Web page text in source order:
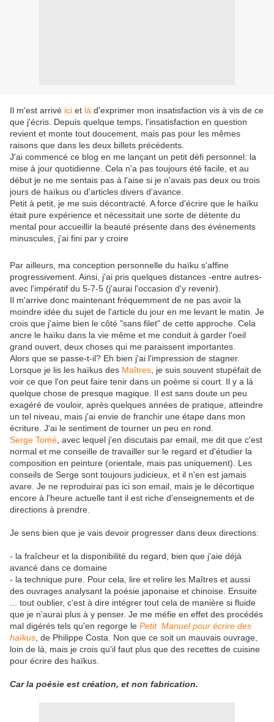
Il m'est arrivé ici et là d'exprimer mon insatisfaction vis à vis de ce
que j'écris. Depuis quelque temps, l'insatisfaction en question
revient et monte tout doucement, mais pas pour les mêmes
raisons que dans les deux billets précédents.
J'ai commencé ce blog en me lançant un petit défi personnel: la
mise à jour quotidienne. Cela n'a pas toujours été facile, et au
début je ne me sentais pas à l'aise si je n'avais pas deux ou trois
jours de haïkus ou d'articles divers d'avance.
Petit à petit, je me suis décontracté. A force d'écrire que le haïku
était pure expérience et nécessitait une sorte de détente du
mental pour accueillir la beauté présente dans des événements
minuscules, j'ai fini par y croire
Par ailleurs, ma conception personnelle du haïku s'affine
progressivement. Ainsi, j'ai pris quelques distances -entre autres-
avec l'impératif du 5-7-5 (j'aurai l'occasion d'y revenir).
Il m'arrive donc maintenant fréquemment de ne pas avoir la
moindre idée du sujet de l'article du jour en me levant le matin. Je
crois que j'aime bien le côté "sans filet" de cette approche. Cela
ancre le haïku dans la vie même et me conduit à garder l'oeil
grand ouvert, deux choses qui me paraissent importantes.
Alors que se passe-t-il? Eh bien j'ai l'impression de stagner.
Lorsque je lis les haïkus des Maîtres , je suis souvent stupéfait de
voir ce que l'on peut faire tenir dans un poème si court. Il y a là
quelque chose de presque magique. Il est sans doute un peu
exagéré de vouloir, après quelques années de pratique, atteindre
un tel niveau, mais j'ai envie de franchir une étape dans mon
écriture. J'ai le sentiment de tourner un peu en rond.
Serge Tomé , avec lequel j'en discutais par email, me dit que c'est
normal et me conseille de travailler sur le regard et d'étudier la
composition en peinture (orientale, mais pas uniquement). Les
conseils de Serge sont toujours judicieux, et il n'en est jamais
avare. Je ne reproduirai pas ici son email, mais je le décortique
encore à l'heure actuelle tant il est riche d'enseignements et de
directions à prendre.
Je sens bien que je vais devoir progresser dans deux directions:
- la fraîcheur et la disponibilité du regard, bien que j'aie déjà
avancé dans ce domaine
- la technique pure. Pour cela, lire et relire les Maîtres et aussi
des ouvrages analysant la poésie japonaise et chinoise. Ensuite
... tout oublier, c'est à dire intégrer tout cela de manière si fluide
que je n'aurai plus à y penser. Je me méfie en effet des procédés
mal digérés tels qu'en regorge le Petit Manuel pour écrire des
haïkus , de Philippe Costa. Non que ce soit un mauvais ouvrage,
loin de là, mais je crois qu'il faut plus que des recettes de cuisine
pour écrire des haïkus.
Car la poésie est création, et non fabrication.